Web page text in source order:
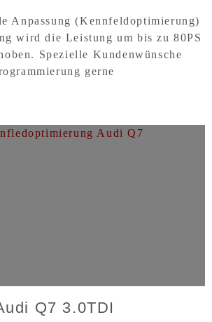
Anpassung (Kennfeldoptimierung)
wird die Leistung um bis zu 80PS
Spezielle Kundenwünsche
gerne
Q7 3.0TDI